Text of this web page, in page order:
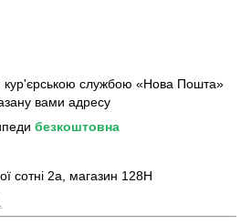
кур'єрською службою «Нова Пошта»
вами адресу
безкоштовна
сотні 2а, магазин 128Н